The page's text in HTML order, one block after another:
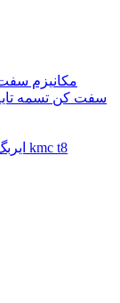
ایربگ جک تی 8 | ایربگ کی ام سی تی 8 | ایربگ kmc t8